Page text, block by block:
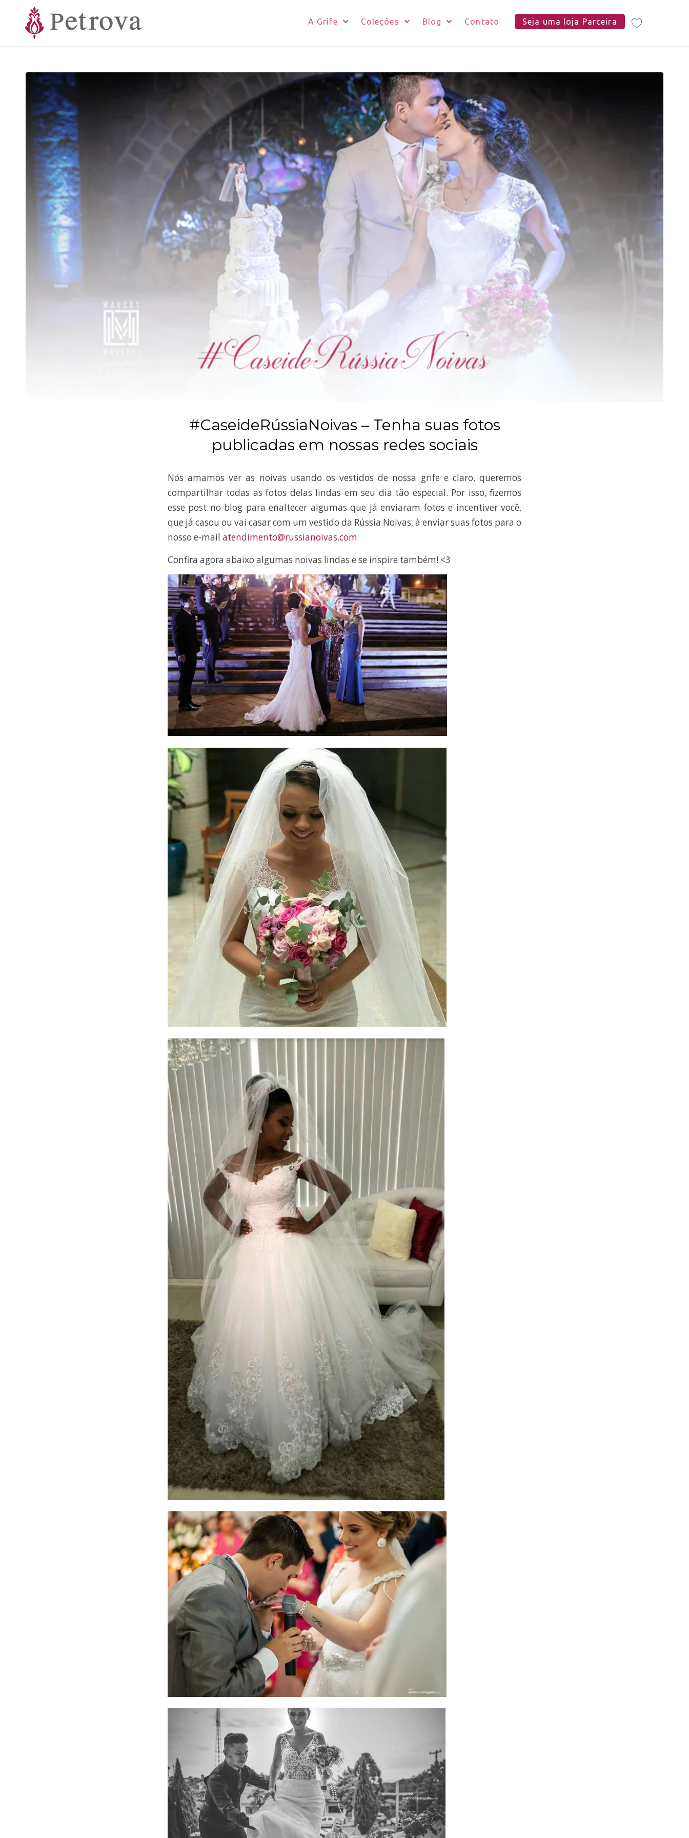
A Grife Coleções Blog Contato Seja uma loja Parceira
#CaseideRússiaNoivas – Tenha suas fotos
publicadas em nossas redes sociais
Nós amamos ver as noivas usando os vestidos de nossa grife e claro, queremos
compartilhar todas as fotos delas lindas em seu dia tão especial. Por isso, fizemos
esse post no blog para enaltecer algumas que já enviaram fotos e incentiver você,
que já casou ou vai casar com um vestido da Rússia Noivas, à enviar suas fotos para o
nosso e-mail atendimento@russianoivas.com
Confira agora abaixo algumas noivas lindas e se inspire também! <3